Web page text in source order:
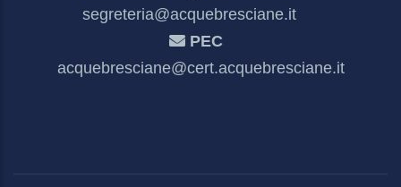
segreteria@acquebresciane.it
PEC
acquebresciane@cert.acquebresciane.it